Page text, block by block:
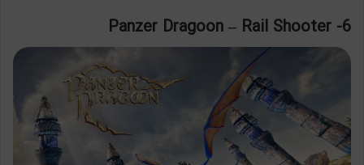
6- Panzer Dragoon – Rail Shooter